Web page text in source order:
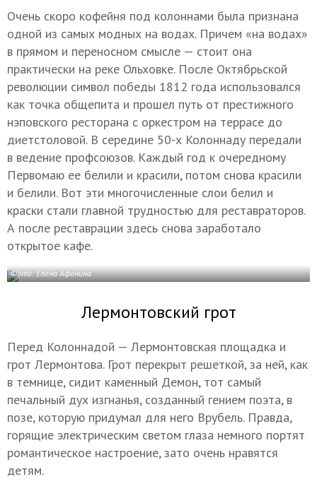
Очень скоро кофейня под колоннами была признана
одной из самых модных на водах. Причем «на водах»
в прямом и переносном смысле — стоит она
практически на реке Ольховке. После Октябрьской
революции символ победы 1812 года использовался
как точка общепита и прошел путь от престижного
нэповского ресторана с оркестром на террасе до
диетстоловой. В середине 50-х Колоннаду передали
в ведение профсоюзов. Каждый год к очередному
Первомаю ее белили и красили, потом снова красили
и белили. Вот эти многочисленные слои белил и
краски стали главной трудностью для реставраторов.
А после реставрации здесь снова заработало
открытое кафе.
Фото: Елена Афонина
Лермонтовский грот
Перед Колоннадой — Лермонтовская площадка и
грот Лермонтова. Грот перекрыт решеткой, за ней, как
в темнице, сидит каменный Демон, тот самый
печальный дух изгнанья, созданный гением поэта, в
позе, которую придумал для него Врубель. Правда,
горящие электрическим светом глаза немного портят
романтическое настроение, зато очень нравятся
детям.